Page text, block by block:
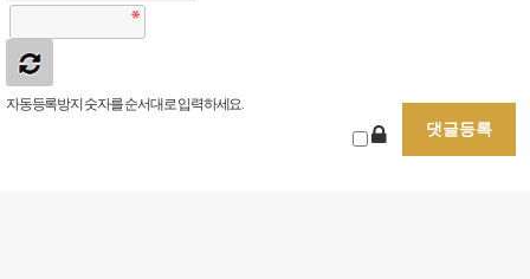
자동등록방지 숫자를 순서대로 입력하세요.